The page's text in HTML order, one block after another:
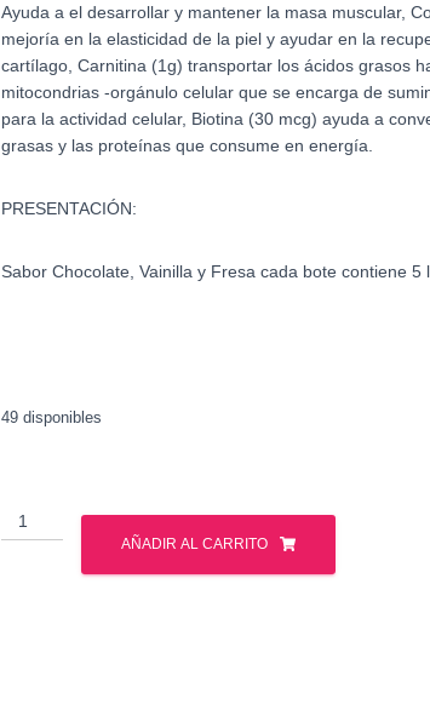
Ayuda a el desarrollar y mantener la masa muscular,
mejoría en la elasticidad de la piel y ayudar en la
cartílago, Carnitina (1g) transportar los ácidos grasos
mitocondrias -orgánulo celular que se encarga de
para la actividad celular, Biotina (30 mcg) ayuda a
grasas y las proteínas que consume en energía
PRESENTACIÓN:
Sabor Chocolate, Vainilla y Fresa cada bote contiene 5
49 disponibles
Isolate
Protein
AÑADIR AL CARRITO